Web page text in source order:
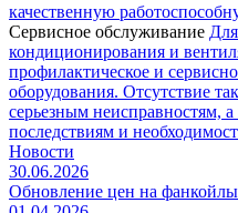
качественную
Сервисное обслуживание
кондиционирования и
профилактическое и
оборудования. Отсутствие
серьезным неисправностям,
последствиям и
Новости
30.06.2026
Обновление цен на